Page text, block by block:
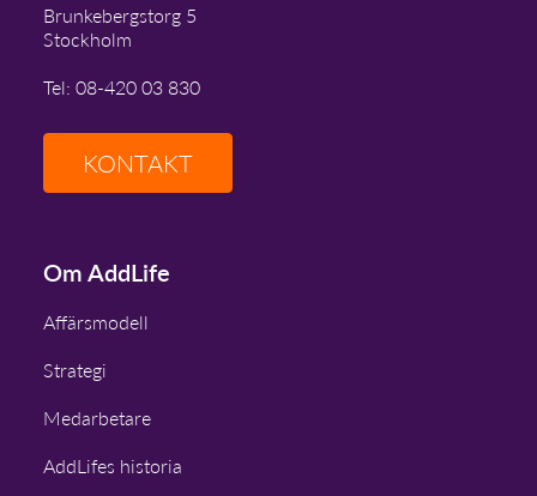
Brunkebergstorg 5
Stockholm
Tel: 08-420 03 830
KONTAKT
Om AddLife
Affärsmodell
Strategi
Medarbetare
AddLifes historia